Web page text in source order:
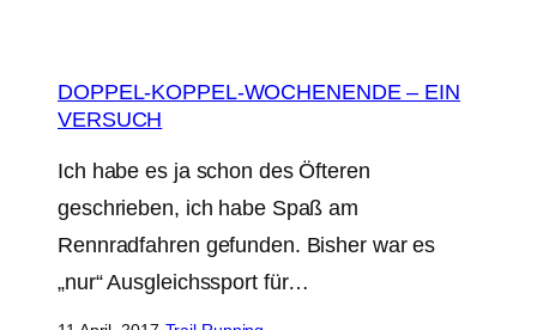
DOPPEL-KOPPEL-WOCHENENDE – EIN
VERSUCH
Ich habe es ja schon des Öfteren
geschrieben, ich habe Spaß am
Rennradfahren gefunden. Bisher war es
„nur“ Ausgleichssport für…